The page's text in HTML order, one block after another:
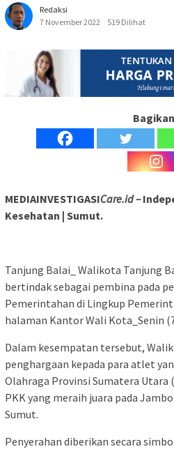
Redaksi
7 November 2022
519 Dilihat
MEDIAINVESTIGASICare.id –
Kesehatan | Sumut.
Tanjung Balai_ Walikota Tanjung
bertindak sebagai pembina pada
Pemerintahan di Lingkup
halaman Kantor Wali Kota_Senin
Dalam kesempatan tersebut,
penghargaan kepada para atlet
Olahraga Provinsi Sumatera Utara
PKK yang meraih juara pada
Sumut.
Penyerahan diberikan secara